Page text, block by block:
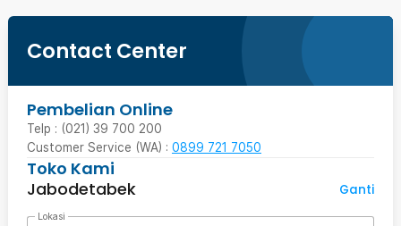
Contact Center
Pembelian Online
Telp : (021) 39 700 200
Customer Service (WA) : 0899 721 7050
Toko Kami
Jabodetabek
Ganti
Lokasi